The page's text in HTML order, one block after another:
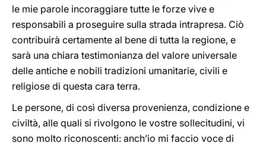
le mie parole incoraggiare tutte le forze vive e
responsabili a proseguire sulla strada intrapresa. Ciò
contribuirà certamente al bene di tutta la regione, e
sarà una chiara testimonianza del valore universale
delle antiche e nobili tradizioni umanitarie, civili e
religiose di questa cara terra.
Le persone, di così diversa provenienza, condizione e
civiltà, alle quali si rivolgono le vostre sollecitudini, vi
sono molto riconoscenti: anch’io mi faccio voce di